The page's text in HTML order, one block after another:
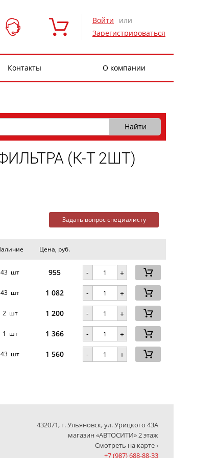
Войти
или
Зарегистрироваться
Контакты О компании
(К-Т 2ШТ)
Задать вопрос специалисту
Цена, руб.
43 шт 955 - +
43 шт 1 082 - +
2 шт 1 200 - +
1 шт 1 366 - +
43 шт 1 560 - +
432071, г. Ульяновск, ул. Урицкого 43А
магазин «АВТОСИТИ» 2 этаж
Смотреть на карте ›
+7 (987) 688-88-33